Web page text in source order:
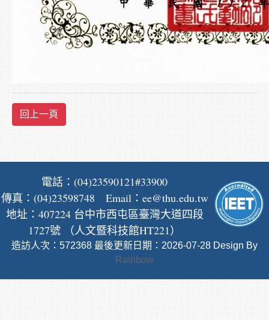
電話：(04)23590121#33900
傳真：(04)23598748 Email： ee@thu.edu.tw
地址：407224 台中市西屯區臺灣大道四段
1727號 （人文暨科技館HT221）
造訪人次：572368 最後更新日期：2026-07-28 Design By
Rainbow